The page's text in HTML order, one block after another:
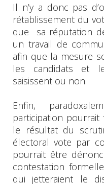
Il n’y a donc pas
rétablissement du
que sa réputation
un travail de
afin que la mesure
les candidats et
saisissent ou non.
Enfin,
participation pourrait
le résultat du
électoral vote par
pourrait être
contestation
qui jetteraient le